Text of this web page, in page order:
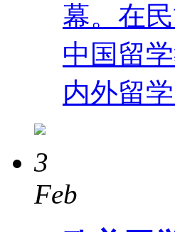
幕。在
中国留
内外留
3
Feb